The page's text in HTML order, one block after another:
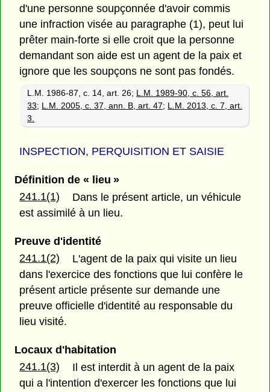
d'une personne soupçonnée d'avoir commis
une infraction visée au paragraphe (1), peut lui
prêter main-forte si elle croit que la personne
demandant son aide est un agent de la paix et
ignore que les soupçons ne sont pas fondés.
L.M. 1986-87, c. 14, art. 26; L.M. 1989-90, c. 56, art.
33; L.M. 2005, c. 37, ann. B, art. 47; L.M. 2013, c. 7, art.
3.
INSPECTION, PERQUISITION ET SAISIE
Définition de « lieu »
241.1(1)
Dans le présent article, un véhicule
est assimilé à un lieu.
Preuve d'identité
241.1(2)
L'agent de la paix qui visite un lieu
dans l'exercice des fonctions que lui confère le
présent article présente sur demande une
preuve officielle d'identité au responsable du
lieu visité.
Locaux d'habitation
241.1(3)
Il est interdit à un agent de la paix
qui a l'intention d'exercer les fonctions que lui